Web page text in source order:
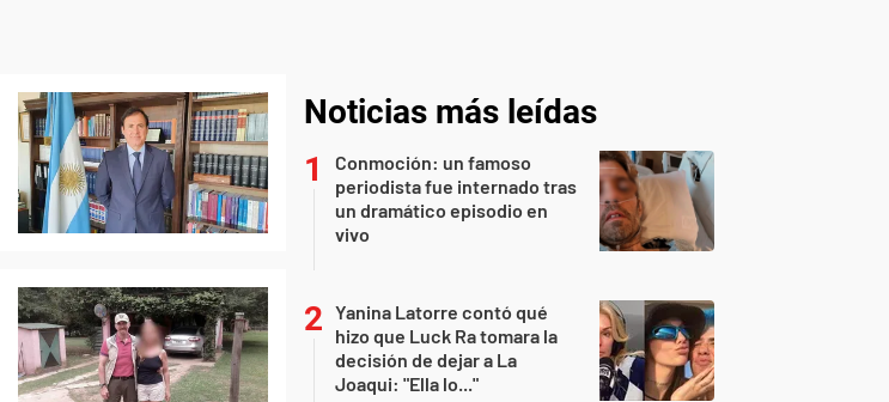
Noticias más leídas
Conmoción: un famoso
periodista fue internado tras
un dramático episodio en
vivo
Yanina Latorre contó qué
hizo que Luck Ra tomara la
decisión de dejar a La
Joaqui: "Ella lo..."